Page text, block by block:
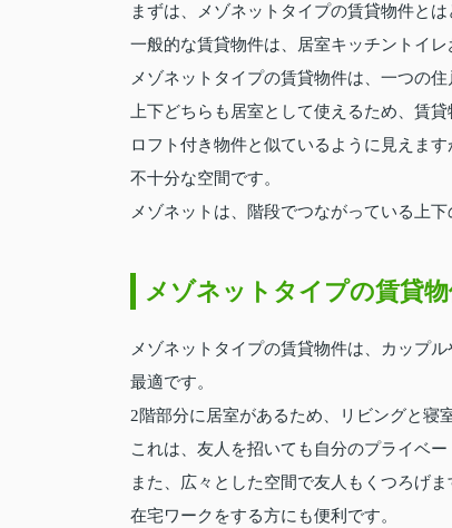
まずは、メゾネットタイプの賃貸物件と
一般的な賃貸物件は、居室キッチントイ
メゾネットタイプの賃貸物件は、一つの
上下どちらも居室として使えるため、賃
ロフト付き物件と似ているように見えま
不十分な空間です。
メゾネットは、階段でつながっている上下
メゾネットタイプの賃貸
メゾネットタイプの賃貸物件は、カップ
最適です。
2階部分に居室があるため、リビングと寝
これは、友人を招いても自分のプライベ
また、広々とした空間で友人もくつろげま
在宅ワークをする方にも便利です。